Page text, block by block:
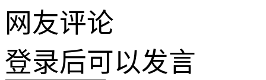
网友评论
登录后可以发言